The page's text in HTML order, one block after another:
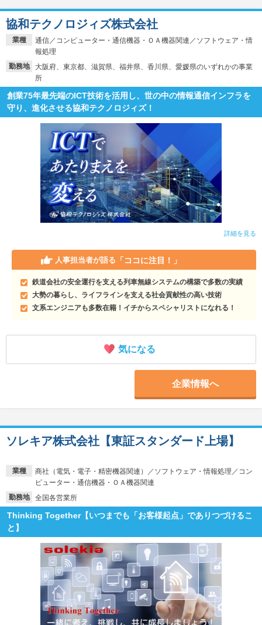
業種
通信／コンピューター・通信機器・ＯＡ機器関連／ソフトウェア・情
報処理
勤務地
大阪府、東京都、滋賀県、福井県、香川県、愛媛県のいずれかの事業
所
協和テクノロジィズ株式会社
創業75年最先端のICT技術を活用し、世の中の情報通信インフラを
守り、進化させる協和テクノロジィズ！
詳細を見る
人事担当者が語る 「ココに注目！」
鉄道会社の安全運行を支える列車無線システムの構築で多数の実績
大勢の暮らし、ライフラインを支える社会貢献性の高い技術
文系エンジニアも多数在籍！イチからスペシャリストになれる！
気になる
企業情報へ
業種
商社（電気・電子・精密機器関連）／ソフトウェア・情報処理／コン
ピューター・通信機器・ＯＡ機器関連
勤務地
全国各営業所
ソレキア株式会社【東証スタンダード上場】
Thinking Together【いつまでも「お客様起点」でありつづけるこ
と】